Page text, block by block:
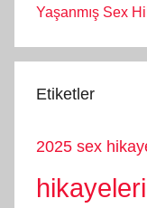
Yaşanmış Sex
Etiketler
2025 sex
hikayeleri